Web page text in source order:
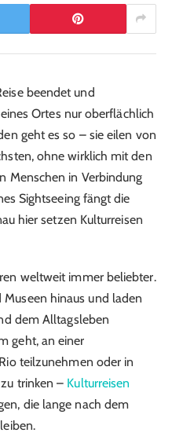
beendet und
Ortes nur oberflächlich
geht es so – sie eilen von
ohne wirklich mit den
Menschen in Verbindung
Sightseeing fängt die
hier setzen Kulturreisen
weltweit immer beliebter.
hinaus und laden
dem Alltagsleben
geht, an einer
teilzunehmen oder in
trinken – Kulturreisen
die lange nach dem